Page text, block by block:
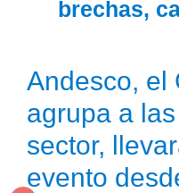
brechas,
Andesco, el
agrupa a
sector,
evento